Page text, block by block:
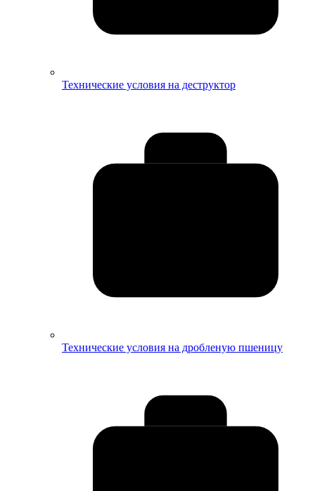
Технические условия на деструктор
Технические условия на дробленую пшеницу